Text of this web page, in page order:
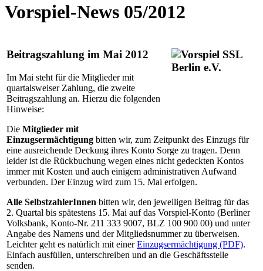
Vorspiel-News 05/2012
Beitragszahlung im Mai 2012
Im Mai steht für die Mitglieder mit
quartalsweiser Zahlung, die zweite
Beitragszahlung an. Hierzu die folgenden
Hinweise:
Die Mitglieder mit
Einzugsermächtigung bitten wir, zum Zeitpunkt des Einzugs für
eine ausreichende Deckung ihres Konto Sorge zu tragen. Denn
leider ist die Rückbuchung wegen eines nicht gedeckten Kontos
immer mit Kosten und auch einigem administrativen Aufwand
verbunden. Der Einzug wird zum 15. Mai erfolgen.
Alle SelbstzahlerInnen bitten wir, den jeweiligen Beitrag für das
2. Quartal bis spätestens 15. Mai auf das Vorspiel-Konto (Berliner
Volksbank, Konto-Nr. 211 333 9007, BLZ 100 900 00) und unter
Angabe des Namens und der Mitgliedsnummer zu überweisen.
Leichter geht es natürlich mit einerEinzugsermächtigung (PDF).
Einfach ausfüllen, unterschreiben und an die Geschäftsstelle
senden.